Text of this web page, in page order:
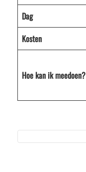
Dag
Kosten
Hoe kan ik meedoen?